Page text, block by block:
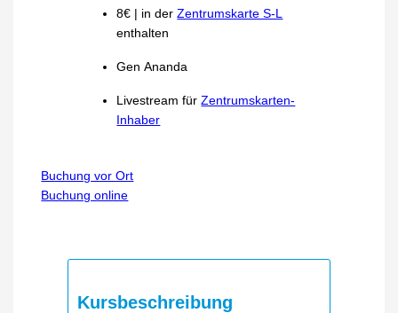
8€ | in derZentrumskarte S-L
enthalten
Gen Ananda
Livestream fürZentrumskarten-
Inhaber
Buchung vor Ort
Buchung online
Kursbeschreibung